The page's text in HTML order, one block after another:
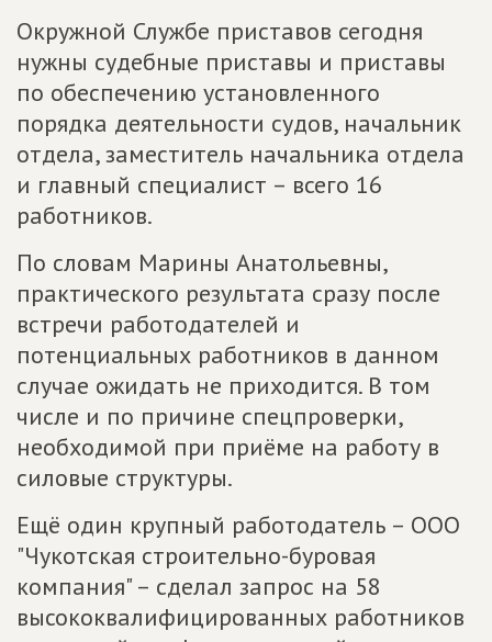
Окружной Службе приставов сегодня
нужны судебные приставы и приставы
по обеспечению установленного
порядка деятельности судов, начальник
отдела, заместитель начальника отдела
и главный специалист – всего 16
работников.
По словам Марины Анатольевны,
практического результата сразу после
встречи работодателей и
потенциальных работников в данном
случае ожидать не приходится. В том
числе и по причине спецпроверки,
необходимой при приёме на работу в
силовые структуры.
Ещё один крупный работодатель – ООО
"Чукотская строительно-буровая
компания" – сделал запрос на 58
высококвалифицированных работников